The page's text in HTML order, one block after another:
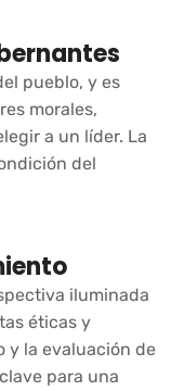
pueblo, y es
morales,
a un líder. La
del
iluminada
éticas y
y la evaluación de
para una